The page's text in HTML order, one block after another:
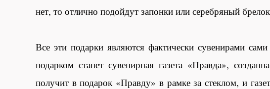
нет, то отлично подойдут запонки или серебряный
Все эти подарки являются фактически сувенирами
подарком станет сувенирная газета «Правда»,
получит в подарок «Правду» в рамке за стеклом, и